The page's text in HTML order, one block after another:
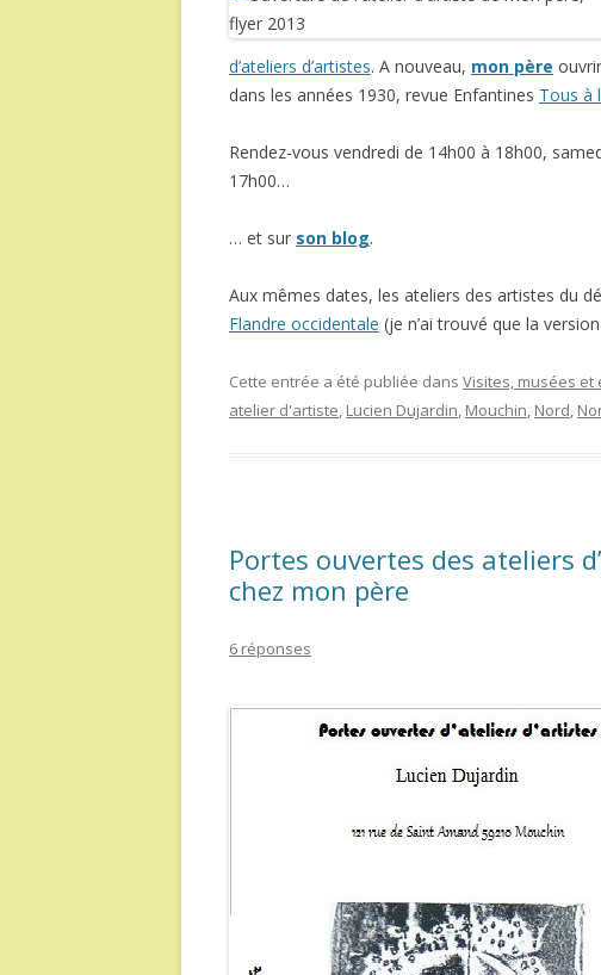
d’ateliers d’artistes. A nouveau, mon père
dans les années 1930, revue Enfantines Tous à
Rendez-vous vendredi de 14h00 à 18h00,
17h00…
… et sur son blog.
Aux mêmes dates, les ateliers des artistes du
Flandre occidentale (je n’ai trouvé que la
Cette entrée a été publiée dans Visites, musées et
atelier d'artiste, Lucien Dujardin, Mouchin, Nord,
Portes ouvertes des ateliers
chez mon père
6 réponses